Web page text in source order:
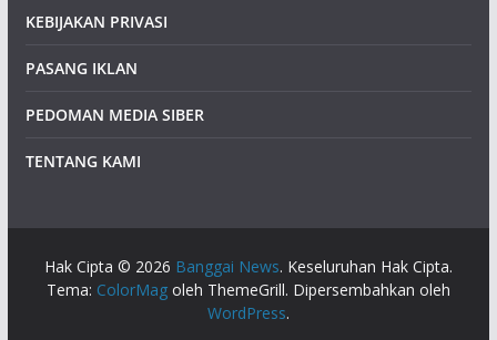
KEBIJAKAN PRIVASI
PASANG IKLAN
PEDOMAN MEDIA SIBER
TENTANG KAMI
Hak Cipta © 2026 Banggai News. Keseluruhan Hak Cipta.
Tema: ColorMagoleh ThemeGrill. Dipersembahkan oleh
WordPress.